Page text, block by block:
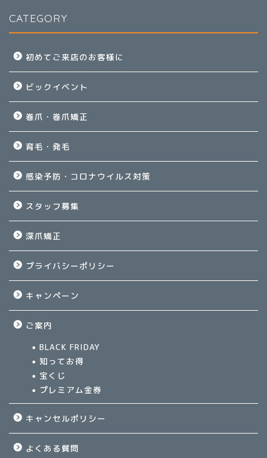
CATEGORY
初めてご来店のお客様に
ビックイベント
巻爪・巻爪矯正
育毛・発毛
感染予防・コロナウイルス対策
スタッフ募集
深爪矯正
プライバシーポリシー
キャンペーン
ご案内
BLACK FRIDAY
知ってお得
宝くじ
プレミアム金券
キャンセルポリシー
よくある質問